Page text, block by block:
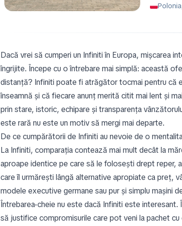
Dacă vrei să cumperi un Infiniti în Europa, mișcarea
îngrijite. Începe cu o întrebare mai simplă: această
distanță? Infiniti poate fi atrăgător tocmai pentru că
înseamnă și că fiecare anunț merită citit mai lent și
prin stare, istoric, echipare și transparența
este rară nu este un motiv să mergi mai departe.
De ce cumpărătorii de Infiniti au nevoie de o
La Infiniti, comparația contează mai mult decât la
aproape identice pe care să le folosești drept reper,
care îl urmărești lângă alternative apropiate ca preț,
modele executive germane sau pur și simplu mașini
Întrebarea-cheie nu este dacă Infiniti este
să justifice compromisurile care pot veni la pachet